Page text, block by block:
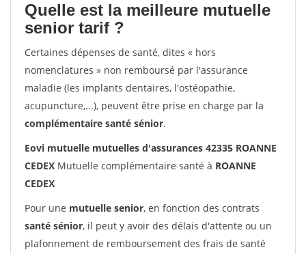
Quelle est la meilleure mutuelle
senior tarif ?
Certaines dépenses de santé, dites « hors
nomenclatures » non remboursé par l'assurance
maladie (les implants dentaires, l'ostéopathie,
acupuncture,...), peuvent être prise en charge par la
complémentaire santé sénior.
Eovi mutuelle mutuelles d'assurances 42335 ROANNE
CEDEX Mutuelle complémentaire santé à ROANNE
CEDEX
Pour une mutuelle senior, en fonction des contrats
santé sénior, il peut y avoir des délais d'attente ou un
plafonnement de remboursement des frais de santé